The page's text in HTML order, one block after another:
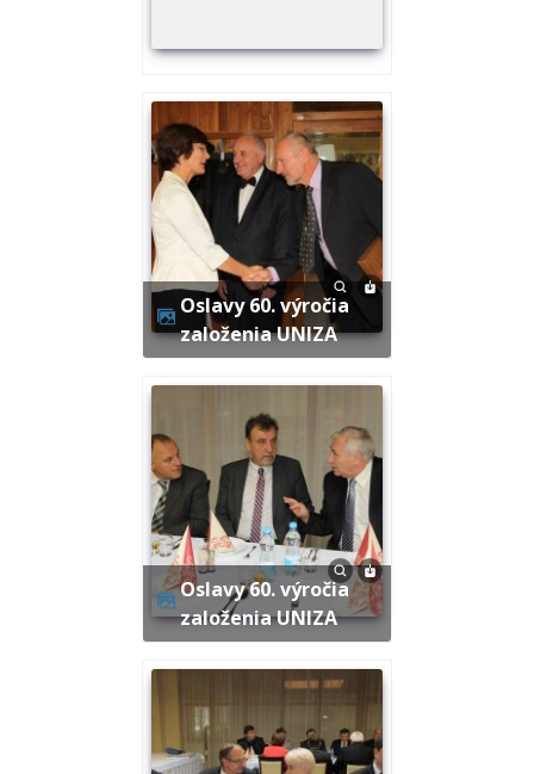
Oslavy 60. výročia
založenia UNIZA
Oslavy 60. výročia
založenia UNIZA